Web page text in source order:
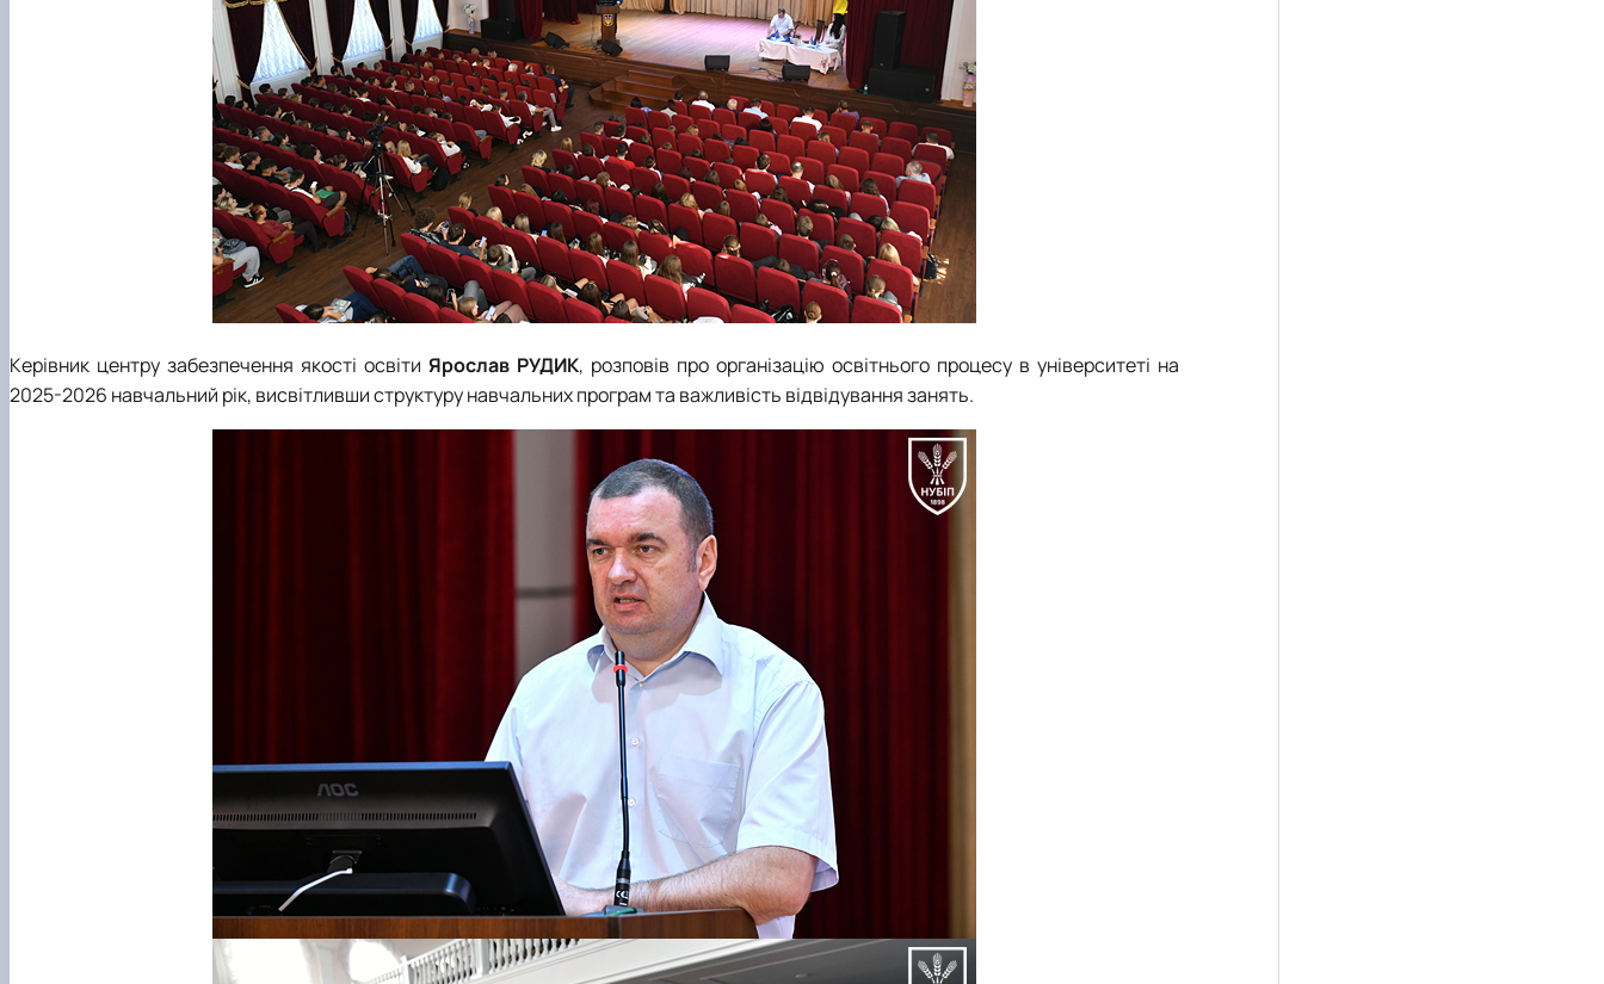
Керівник центру забезпечення якості освіти Ярослав РУДИК, розповів про організацію освітнього процесу в університеті на
2025-2026 навчальний рік, висвітливши структуру навчальних програм та важливість відвідування занять.